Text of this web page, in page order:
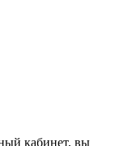
кабинет, вы